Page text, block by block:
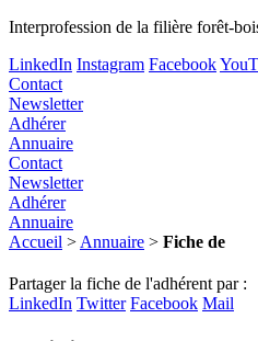
Interprofession de la filière forêt-
LinkedIn Instagram Facebook
Contact
Newsletter
Adhérer
Annuaire
Contact
Newsletter
Adhérer
Annuaire
Accueil > Annuaire > Fiche de
Partager la fiche de l'adhérent par :
LinkedIn Twitter Facebook Mail